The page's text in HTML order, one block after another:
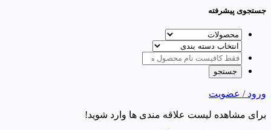
جستجوی پیشرفته
ورود / عضویت
برای مشاهده لیست علاقه مندی ها وارد شوید!